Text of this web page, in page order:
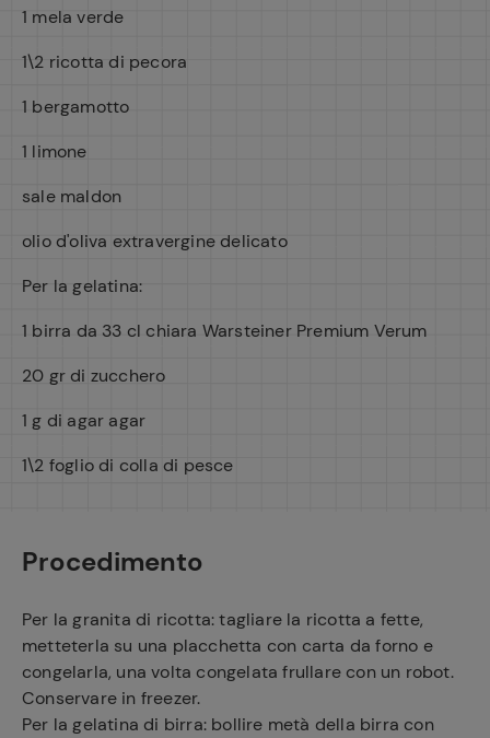
1 mela verde
1\2 ricotta di pecora
1 bergamotto
1 limone
sale maldon
olio d'oliva extravergine delicato
Per la gelatina:
1 birra da 33 cl chiara Warsteiner Premium Verum
20 gr di zucchero
1 g di agar agar
1\2 foglio di colla di pesce
Procedimento
Per la granita di ricotta: tagliare la ricotta a fette,
metteterla su una placchetta con carta da forno e
congelarla, una volta congelata frullare con un robot.
Conservare in freezer.
Per la gelatina di birra: bollire metà della birra con